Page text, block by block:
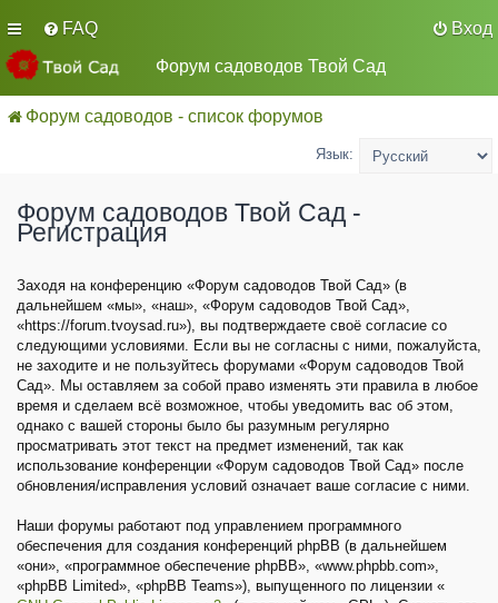
FAQ
Вход
Форум садоводов Твой Сад
Форум садоводов - список форумов
Язык:
Форум садоводов Твой Сад -
Регистрация
Заходя на конференцию «Форум садоводов Твой Сад» (в
дальнейшем «мы», «наш», «Форум садоводов Твой Сад»,
«https://forum.tvoysad.ru»), вы подтверждаете своё согласие со
следующими условиями. Если вы не согласны с ними, пожалуйста,
не заходите и не пользуйтесь форумами «Форум садоводов Твой
Сад». Мы оставляем за собой право изменять эти правила в любое
время и сделаем всё возможное, чтобы уведомить вас об этом,
однако с вашей стороны было бы разумным регулярно
просматривать этот текст на предмет изменений, так как
использование конференции «Форум садоводов Твой Сад» после
обновления/исправления условий означает ваше согласие с ними.
Наши форумы работают под управлением программного
обеспечения для создания конференций phpBB (в дальнейшем
«они», «программное обеспечение phpBB», «www.phpbb.com»,
«phpBB Limited», «phpBB Teams»), выпущенного по лицензии «